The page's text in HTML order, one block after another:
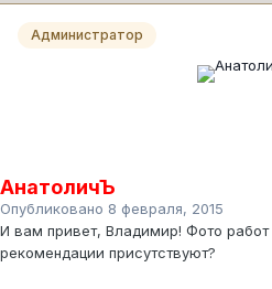
Администратор
АнатоличЪ
Опубликовано 8 февраля, 2015
И вам привет, Владимир! Фото работ
рекомендации присутствуют?